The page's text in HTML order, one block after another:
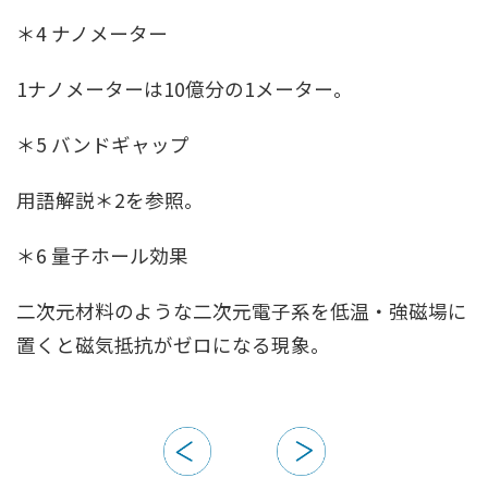
＊4 ナノメーター
1ナノメーターは10億分の1メーター。
＊5 バンドギャップ
用語解説＊2を参照。
＊6 量子ホール効果
二次元材料のような二次元電子系を低温・強磁場に
置くと磁気抵抗がゼロになる現象。